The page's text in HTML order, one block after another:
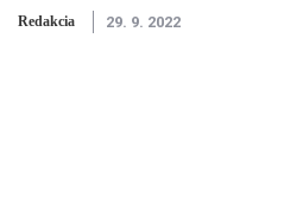
Redakcia 29. 9. 2022